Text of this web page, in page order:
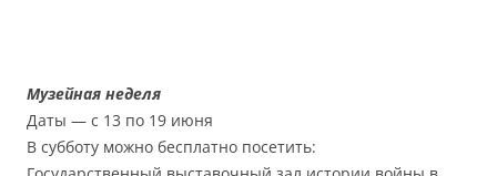
Музейная неделя
Даты — с 13 по 19 июня
В субботу можно бесплатно посетить: